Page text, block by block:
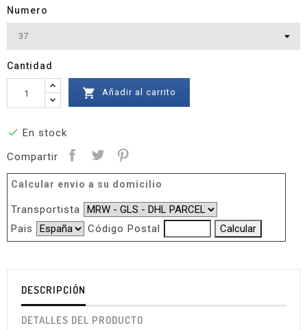
Numero
Cantidad
 Añadir al carrito
 En stock
Compartir
Calcular envio a su domicilio
Transportista
Pais
Código Postal
DESCRIPCIÓN
DETALLES DEL PRODUCTO